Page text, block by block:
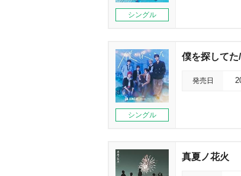
シングル
シングル
僕を探して
発売日
真夏ノ花火